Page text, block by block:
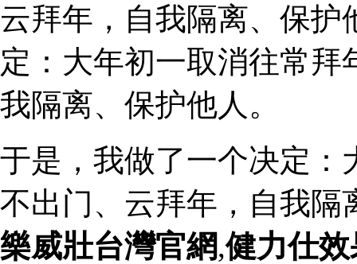
云拜年，自我隔离、保护
定：大年初一取消往常
我隔离、保护他人。
于是，我做了一个决定：
不出门、云拜年，自我
樂威壯台灣官網,健力仕效